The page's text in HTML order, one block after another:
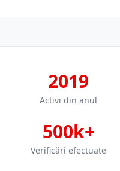
2019
Activi din anul
500k+
Verificări efectuate